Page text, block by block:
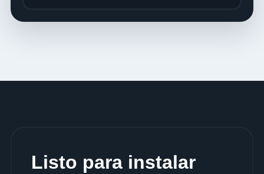
Listo para instalar